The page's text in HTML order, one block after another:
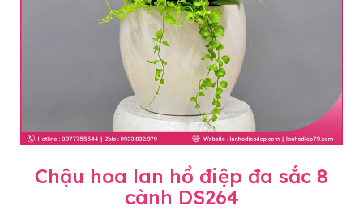
Chậu hoa lan hồ điệp đa sắc 8
cành DS264